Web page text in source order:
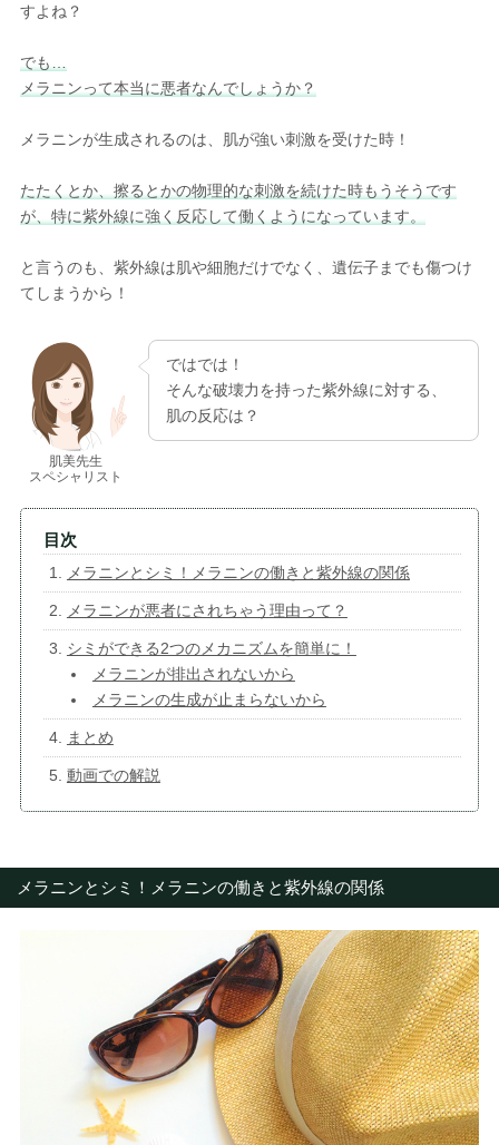
すよね？
でも…
メラニンって本当に悪者なんでしょうか？
メラニンが生成されるのは、肌が強い刺激を受けた時！
たたくとか、擦るとかの物理的な刺激を続けた時もうそうです
が、特に紫外線に強く反応して働くようになっています。
と言うのも、紫外線は肌や細胞だけでなく、遺伝子までも傷つけ
てしまうから！
肌美先生
スペシャリスト
ではでは！
そんな破壊力を持った紫外線に対する、
肌の反応は？
メラニンとシミ！メラニンの働きと紫外線の関係
メラニンが悪者にされちゃう理由って？
シミができる2つのメカニズムを簡単に！
メラニンが排出されないから
メラニンの生成が止まらないから
まとめ
動画での解説
メラニンとシミ！メラニンの働きと紫外線の関係